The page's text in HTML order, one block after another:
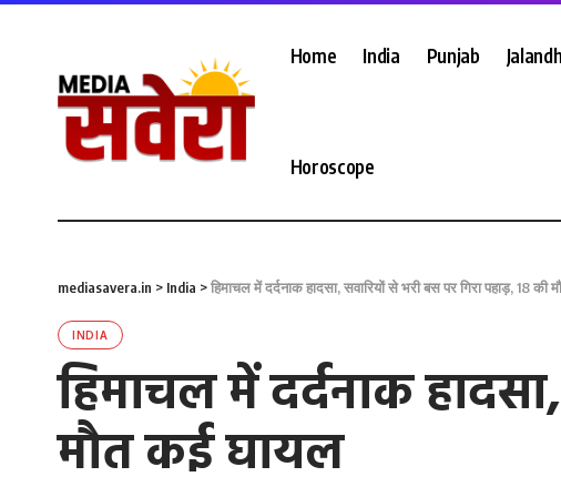
Home India Punjab
Horoscope
mediasavera.in > India >हिमाचल में दर्दनाक हादसा, सवारियों से भरी बस पर गिरा पहाड़, 18 की
INDIA
हिमाचल में दर्दनाक
मौत कई घायल